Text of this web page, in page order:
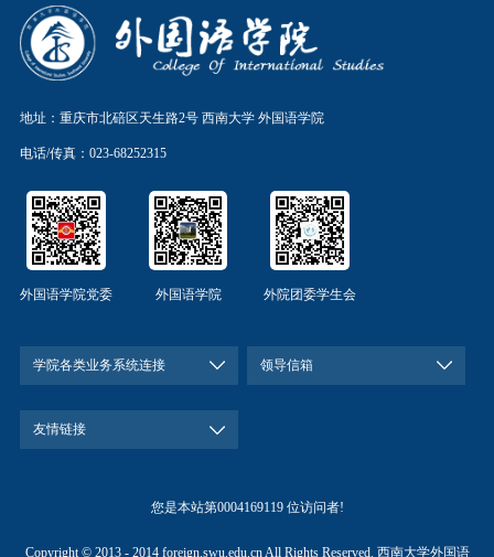
地址：重庆市北碚区天生路2号 西南大学 外国语学院
电话/传真：023-68252315
外国语学院党委 外国语学院 外院团委学生会
学院各类业务系统连接 领导信箱
友情链接
您是本站第0004169119 位访问者!
Copyright © 2013 - 2014 foreign.swu.edu.cn All Rights Reserved. 西南大学外国语